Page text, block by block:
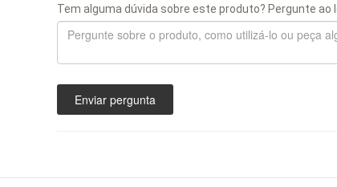
Tem alguma dúvida sobre este produto? Pergunte
Enviar pergunta